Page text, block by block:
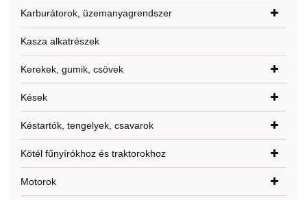
Karburátorok, üzemanyagrendszer
Kasza alkatrészek
Kerekek, gumik, csövek
Kések
Késtartók, tengelyek, csavarok
Kötél fűnyírókhoz és traktorokhoz
Motorok